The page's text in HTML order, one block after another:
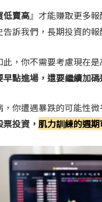
低賣高』才能賺取更多
訴我們，長期投資的
此，你不需要考慮現在
點進場，還要繼續加
你遭遇暴跌的可能性
票投資，肌力訓練的週